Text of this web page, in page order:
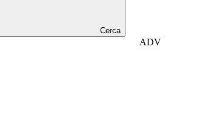
Cerca
ADV